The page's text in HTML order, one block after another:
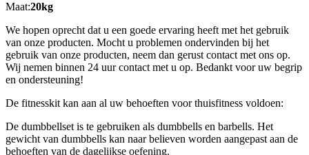
Maat:20kg
We hopen oprecht dat u een goede ervaring heeft met het gebruik
van onze producten. Mocht u problemen ondervinden bij het
gebruik van onze producten, neem dan gerust contact met ons op.
Wij nemen binnen 24 uur contact met u op. Bedankt voor uw begrip
en ondersteuning!
De fitnesskit kan aan al uw behoeften voor thuisfitness voldoen:
De dumbbellset is te gebruiken als dumbbells en barbells. Het
gewicht van dumbbells kan naar believen worden aangepast aan de
behoeften van de dagelijkse oefening.